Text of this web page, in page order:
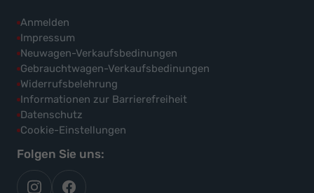
Anmelden
Impressum
Neuwagen-Verkaufsbedinungen
Gebrauchtwagen-Verkaufsbedinungen
Widerrufsbelehrung
Informationen zur Barrierefreiheit
Datenschutz
Cookie-Einstellungen
Folgen Sie uns:
autoflexautoflex24